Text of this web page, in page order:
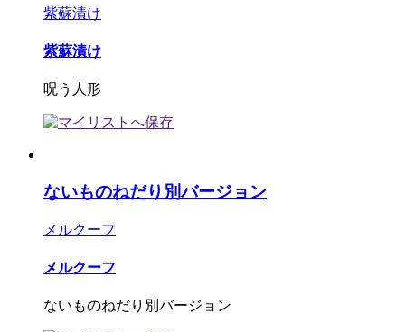
紫蘇漬け
紫蘇漬け
呪う人形
ないものねだり別バージョン
メルクーフ
メルクーフ
ないものねだり別バージョン